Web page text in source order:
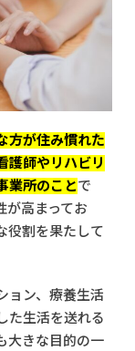
方法
計
功のポイント
作り
方が住み慣れた
護師やリハビリ
業所のことで
が高まってお
役割を果たして
ョン、療養生活
た生活を送れる
大きな目的の一